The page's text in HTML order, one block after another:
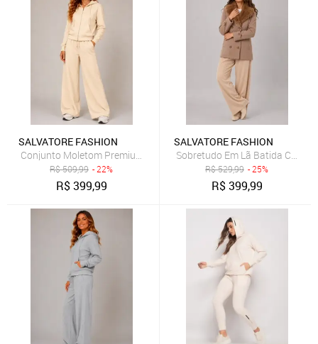
SALVATORE FASHION
Conjunto Moletom Premium Casaco Com bolsos e Wide Leg
R$509,99 - 22%
R$399,99
SALVATORE FASHION
Sobretudo Em Lã Batida Com
R$529,99 - 25%
R$399,99